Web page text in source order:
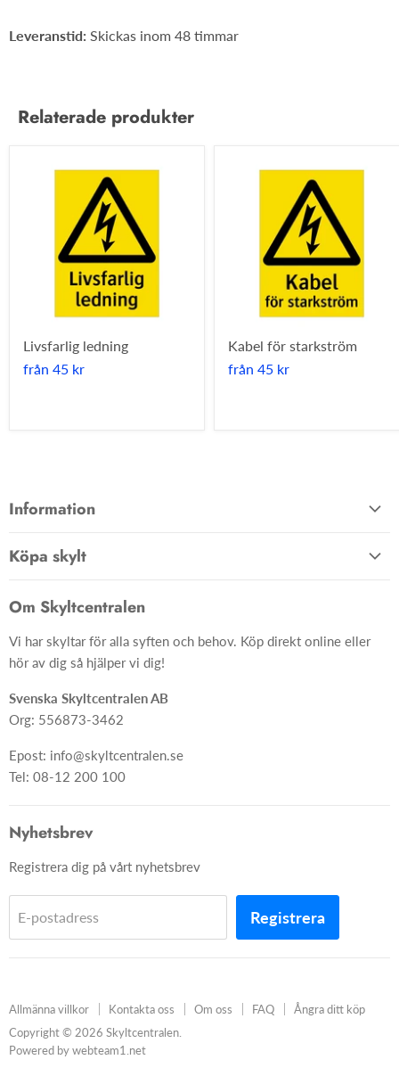
Leveranstid: Skickas inom 48 timmar
Relaterade produkter
Livsfarlig ledning
från 45 kr
Kabel för starkström
från 45 kr
Information
Om oss
Ångra ditt köp
Köpa skylt
Material
Skyltar
Skapa skylt från grunden
Om Skyltcentralen
Vi har skyltar för alla syften och behov. Köp direkt online eller
hör av dig så hjälper vi dig!
Svenska Skyltcentralen AB
Org: 556873-3462
Epost: info@skyltcentralen.se
Tel: 08-12 200 100
Nyhetsbrev
Registrera dig på vårt nyhetsbrev
E-postadress Registrera
Allmänna villkor Kontakta oss Om oss FAQ
Ångra ditt köp
Copyright © 2026 Skyltcentralen.
Powered by webteam1.net